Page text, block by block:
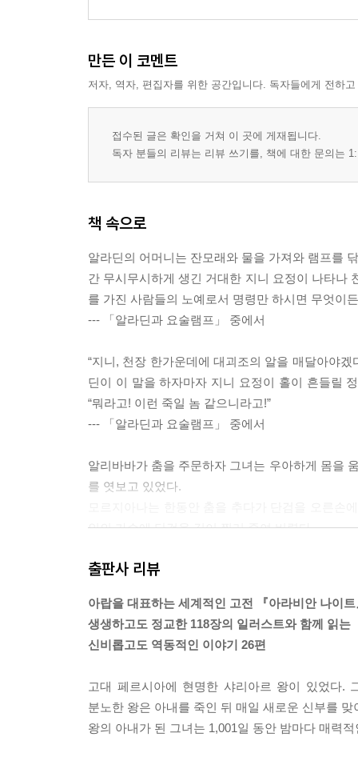
만든 이 코멘트
저자, 역자, 편집자를 위한 공간입니다. 독자들에게 전하
접수된 글은 확인을 거쳐 이 곳에 게재됩니다.
독자 분들의 리뷰는 리뷰 쓰기를, 책에 대한 문의는
책 속으로
알라딘의 어머니는 잔모래와 물을 가져와 램프를
간 무시무시하게 생긴 거대한 지니 요정이 나타나
를 가진 사람들의 노예로서 명령만 하시면 무엇이
--- 「알라딘과 요술램프」 중에서
“지니, 천장 한가운데에 대괴조의 알을 매달아야
딘이 이 말을 하자마자 지니 요정이 홀이 흔들릴
“뭐라고! 이런 죽일 놈 같으니라고!”
--- 「알라딘과 요술램프」 중에서
알리바바가 춤을 주문하자 그녀는 우아하게 몸을
를 엿보고 있었다.
인의 가슴에 단검을 깊이 찔러 죽여 버렸다.
나를 구해 주는 자에게 이 세상에 있는 온갖 보물
한 군주가 되게 해주고 항상 그의 옆에 머물면서
미칠 지경이었지. 이렇게 오랫동안 날 가둬두다니
왕은 두반의 손에서 책을 낚아채가며 사형집행인
커버 위로 떨어지자마자 피가 멈추는 게 아닌가.
출판사 리뷰
아랍을 대표하는 세계적인 고전 『아라비안 나이트
생생하고도 정교한 118장의 일러스트와 함께 읽는
신비롭고도 역동적인 이야기 26편
고대 페르시아에 현명한 샤리아르 왕이 있었다.
분노한 왕은 아내를 죽인 뒤 매일 새로운 신부를
왕의 아내가 된 그녀는 1,001일 동안 밤마다 매력